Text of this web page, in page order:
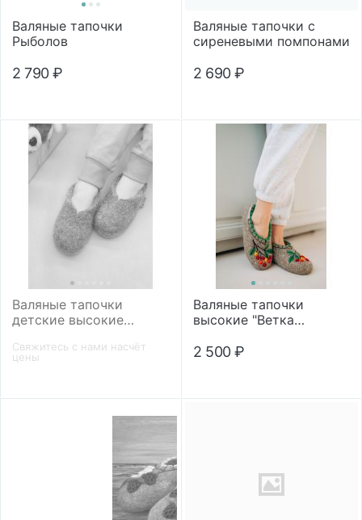
Валяные тапочки
Рыболов
2 790 ₽
Валяные тапочки с
сиреневыми помпонами
2 690 ₽
Валяные тапочки
детские высокие
Свяжитесь с нами насчёт
цены
Валяные тапочки
высокие "Ветка
2 500 ₽